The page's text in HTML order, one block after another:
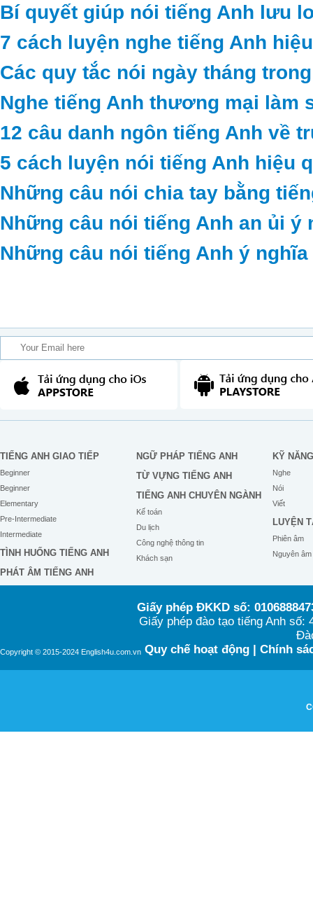
Bí quyết giúp nói tiếng Anh lưu
7 cách luyện nghe tiếng Anh
Các quy tắc nói ngày tháng
Nghe tiếng Anh thương mại làm
12 câu danh ngôn tiếng Anh về
5 cách luyện nói tiếng Anh hiệu
Những câu nói chia tay bằng
Những câu nói tiếng Anh an ủi ý
Những câu nói tiếng Anh ý
TIẾNG ANH GIAO TIẾP
Beginner
Beginner
Elementary
Pre-Intermediate
Intermediate
TÌNH HUỐNG TIẾNG ANH
PHÁT ÂM TIẾNG ANH
NGỮ PHÁP TIẾNG ANH
TỪ VỰNG TIẾNG ANH
TIẾNG ANH CHUYÊN NGÀNH
Kế toán
Du lịch
Công nghệ thông tin
Khách sạn
KỸ NĂNG
Nghe
Nói
Viết
LUYỆN
Phiên âm
Nguyên âm
Copyright © 2015-2024 English4u.com.vn
Giấy phép ĐKKD số:
Giấy phép đào tạo tiếng Anh
Quy chế hoạt động| Chính